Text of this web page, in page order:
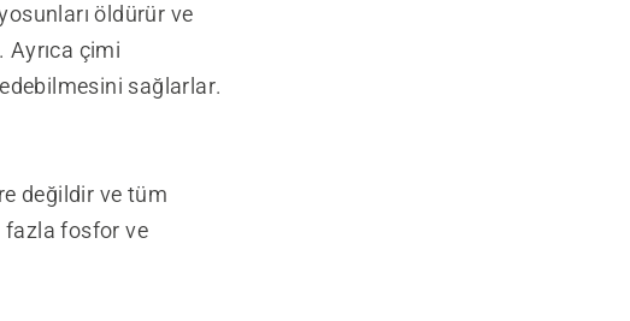
öldürür ve
Ayrıca çimi
sağlarlar.
değildir ve tüm
fazla fosfor ve